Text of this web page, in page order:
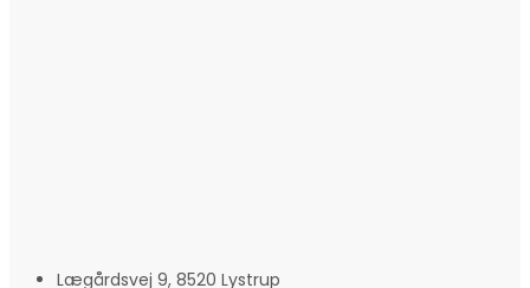
Lægårdsvej 9, 8520 Lystrup